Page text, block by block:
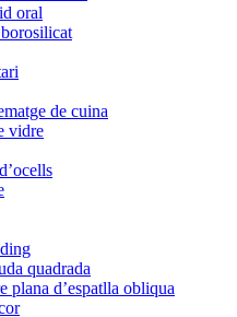
oral
de cuina
vidre
quadrada
plana d’espatlla obliqua